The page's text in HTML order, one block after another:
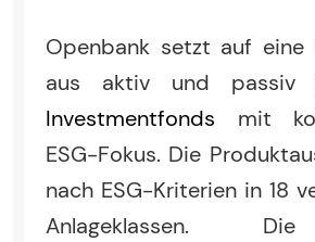
Openbank setzt auf eine
aus aktiv und passiv
Investmentfonds mit
ESG-Fokus. Die
nach ESG-Kriterien in 18
Anlageklassen.